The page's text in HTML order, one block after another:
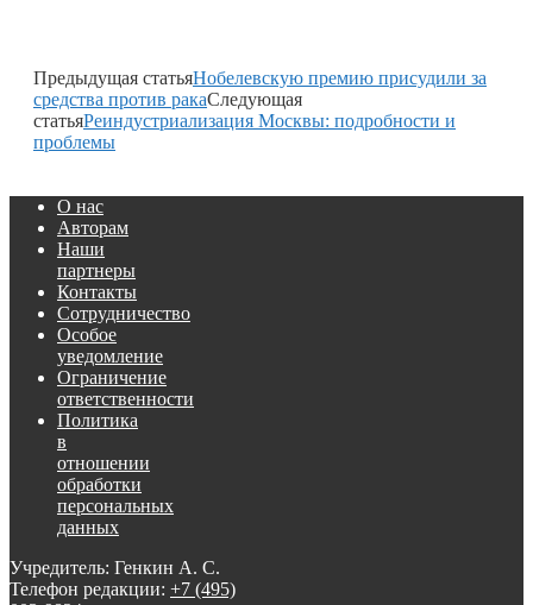
Предыдущая статьяНобелевскую премию присудили за
средства против ракаСледующая
статьяРеиндустриализация Москвы: подробности и
проблемы
О нас
Авторам
Наши
партнеры
Контакты
Сотрудничество
Особое
уведомление
Ограничение
ответственности
Политика
в
отношении
обработки
персональных
данных
Учредитель: Генкин А. С.
Телефон редакции: +7 (495)